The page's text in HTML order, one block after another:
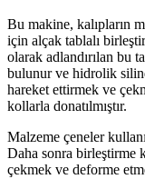
Bu makine, kalıpların
için alçak tablalı
olarak adlandırılan bu
bulunur ve hidrolik
hareket ettirmek ve
kollarla donatılmıştır.
Malzeme çeneler
Daha sonra birleştirme
çekmek ve deforme